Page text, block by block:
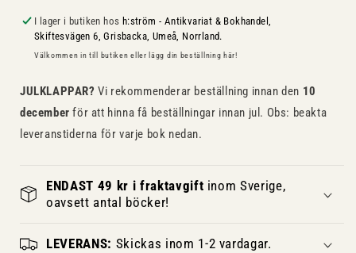
I lager i butiken hos h:ström - Antikvariat & Bokhandel,
Skiftesvägen 6, Grisbacka, Umeå, Norrland.
Välkommen in till butiken eller lägg din beställning här!
JULKLAPPAR? Vi rekommenderar beställning innan den 10
december för att hinna få beställningar innan jul. Obs: beakta
leveranstiderna för varje bok nedan.
ENDAST 49 kr i fraktavgift inom Sverige,
oavsett antal böcker!
LEVERANS: Skickas inom 1-2 vardagar.